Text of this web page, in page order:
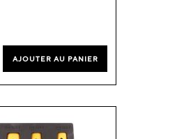
AJOUTER AU PANIER